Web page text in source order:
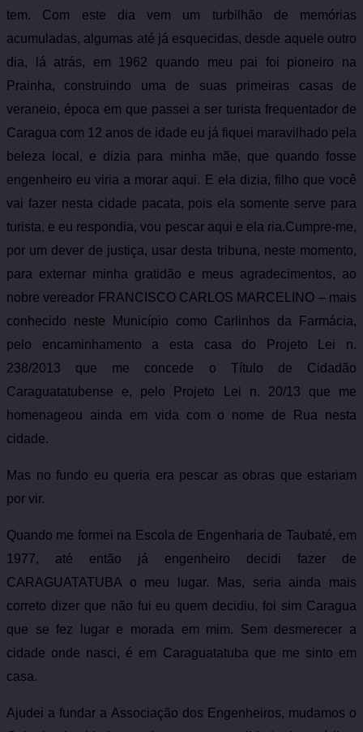
tem. Com este dia vem um turbilhão de memórias
acumuladas, algumas até já esquecidas, desde aquele outro
dia, lá atrás, em 1962 quando meu pai foi pioneiro na
Prainha, construindo uma de suas primeiras casas de
veraneio, época em que passei a ser turista frequentador de
Caragua com 12 anos de idade eu já fiquei maravilhado pela
beleza local, e dizia para minha mãe, que quando fosse
engenheiro eu viria a morar aqui. E ela dizia, filho que você
vai fazer nesta cidade pacata, pois ela somente serve para
turista, e eu respondia, vou pescar aqui e ela ria.Cumpre-me,
por um dever de justiça, usar desta tribuna, neste momento,
para externar minha gratidão e meus agradecimentos, ao
nobre vereador FRANCISCO CARLOS MARCELINO – mais
conhecido neste Município como Carlinhos da Farmácia,
pelo encaminhamento a esta casa do Projeto Lei n.
238/2013 que me concede o Título de Cidadão
Caraguatatubense e, pelo Projeto Lei n. 20/13 que me
homenageou ainda em vida com o nome de Rua nesta
cidade.
Mas no fundo eu queria era pescar as obras que estariam
por vir.
Quando me formei na Escola de Engenharia de Taubaté, em
1977, até então já engenheiro decidi fazer de
CARAGUATATUBA o meu lugar. Mas, seria ainda mais
correto dizer que não fui eu quem decidiu, foi sim Caragua
que se fez lugar e morada em mim. Sem desmerecer a
cidade onde nasci, é em Caraguatatuba que me sinto em
casa.
Ajudei a fundar a Associação dos Engenheiros, mudamos o